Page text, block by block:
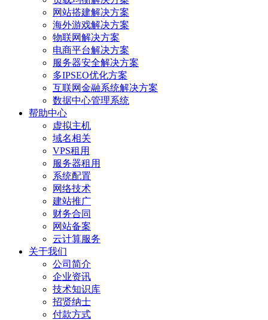
网站搭建解决方案
海外游戏解决方案
物联网解决方案
电商平台解决方案
服务器安全解决方案
多IPSEO优化方案
互联网金融系统解决方案
数据中心管理系统
帮助中心
虚拟主机
域名相关
VPS租用
服务器租用
系统配置
网络技术
建站推广
财务合同
网站备案
云计算服务
关于我们
公司简介
企业资讯
技术知识库
招贤纳士
付款方式